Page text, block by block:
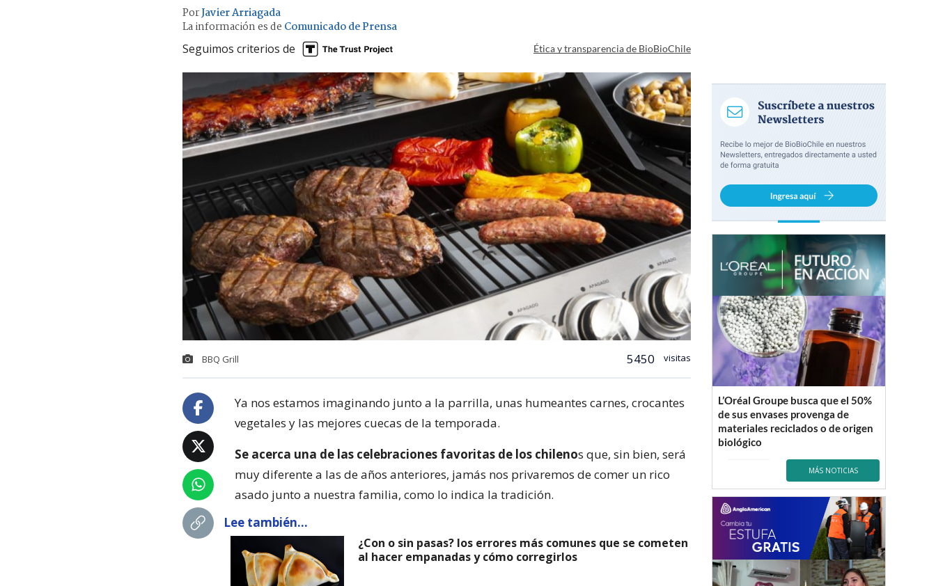
PorJavier Arriagada
La información es de Comunicado de Prensa
Seguimos criterios de Ética y transparencia de BioBioChile
BBQ Grill 5450 visitas
Ya nos estamos imaginando junto a la parrilla, unas humeantes carnes, crocantes
vegetales y las mejores cuecas de la temporada.
Se acerca una de las celebraciones favoritas de los chilenos que, sin bien, será
muy diferente a las de años anteriores, jamás nos privaremos de comer un rico
asado junto a nuestra familia, como lo indica la tradición.
Lee también...
¿Con o sin pasas? los errores más comunes que se cometen
al hacer empanadas y cómo corregirlos
L’Oréal Groupe busca que el 50%
de sus envases provenga de
materiales reciclados o de origen
biológico
MÁS NOTICIAS